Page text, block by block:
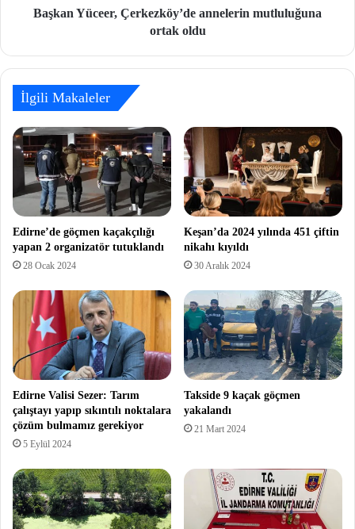
Başkan Yüceer, Çerkezköy’de annelerin mutluluğuna
ortak oldu
İlgili Makaleler
Edirne’de göçmen kaçakçılığı
yapan 2 organizatör tutuklandı
28 Ocak 2024
Keşan’da 2024 yılında 451 çiftin
nikahı kıyıldı
30 Aralık 2024
Edirne Valisi Sezer: Tarım
çalıştayı yapıp sıkıntılı noktalara
çözüm bulmamız gerekiyor
5 Eylül 2024
Takside 9 kaçak göçmen
yakalandı
21 Mart 2024